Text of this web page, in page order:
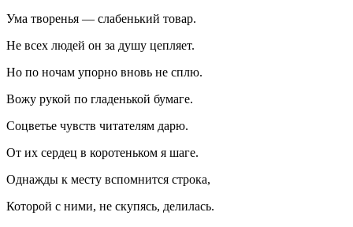
Ума творенья — слабенький товар.
Не всех людей он за душу цепляет.
Но по ночам упорно вновь не сплю.
Вожу рукой по гладенькой бумаге.
Соцветье чувств читателям дарю.
От их сердец в коротеньком я шаге.
Однажды к месту вспомнится строка,
Которой с ними, не скупясь, делилась.